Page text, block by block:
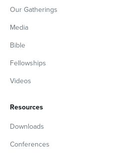
Our Gatherings
Media
Bible
Fellowships
Videos
Resources
Downloads
Conferences